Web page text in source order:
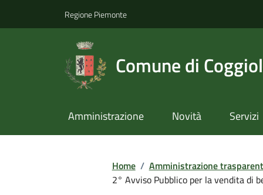
Regione Piemonte
Comune di
Amministrazione Novità Servizi
Home / Amministrazione
2° Avviso Pubblico per la vendita di